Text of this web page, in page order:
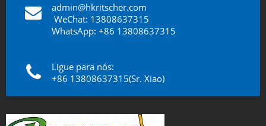
admin@hkritscher.com
WeChat: 13808637315
WhatsApp: +86 13808637315
Ligue para nós:
+86 13808637315(Sr. Xiao)